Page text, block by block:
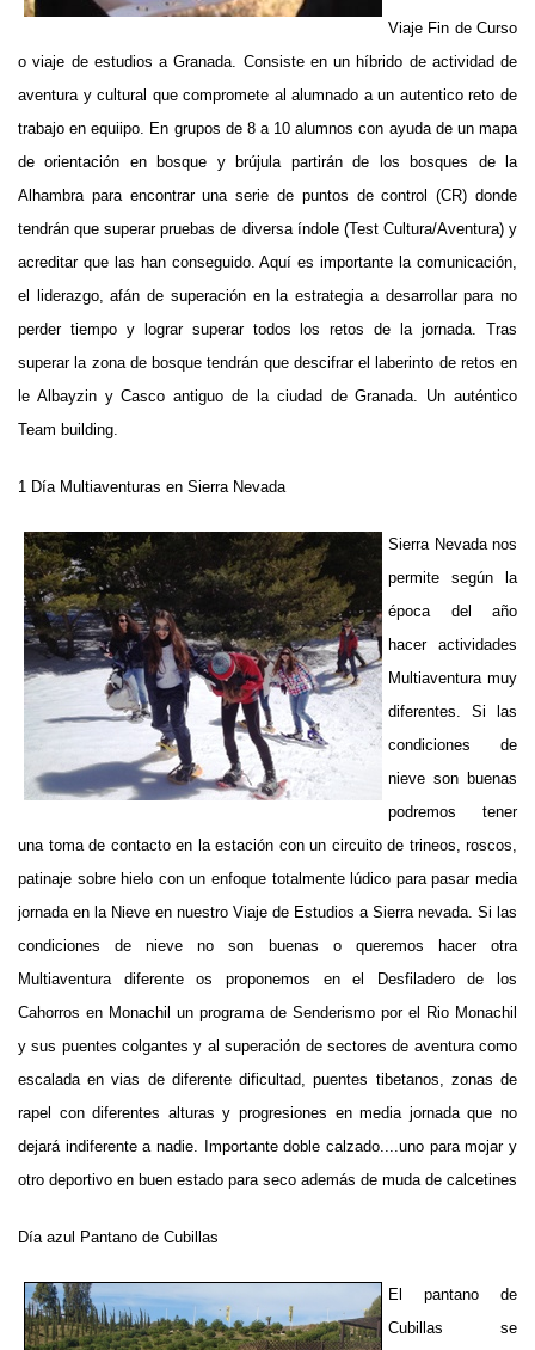
Viaje Fin de Curso
o viaje de estudios a Granada. Consiste en un híbrido de actividad de
aventura y cultural que compromete al alumnado a un autentico reto de
trabajo en equiipo. En grupos de 8 a 10 alumnos con ayuda de un mapa
de orientación en bosque y brújula partirán de los bosques de la
Alhambra para encontrar una serie de puntos de control (CR) donde
tendrán que superar pruebas de diversa índole (Test Cultura/Aventura) y
acreditar que las han conseguido. Aquí es importante la comunicación,
el liderazgo, afán de superación en la estrategia a desarrollar para no
perder tiempo y lograr superar todos los retos de la jornada. Tras
superar la zona de bosque tendrán que descifrar el laberinto de retos en
le Albayzin y Casco antiguo de la ciudad de Granada. Un auténtico
Team building.
1 Día Multiaventuras en Sierra Nevada
Sierra Nevada nos
permite según la
época del año
hacer actividades
Multiaventura muy
diferentes. Si las
condiciones de
nieve son buenas
podremos tener
una toma de contacto en la estación con un circuito de trineos, roscos,
patinaje sobre hielo con un enfoque totalmente lúdico para pasar media
jornada en la Nieve en nuestro Viaje de Estudios a Sierra nevada. Si las
condiciones de nieve no son buenas o queremos hacer otra
Multiaventura diferente os proponemos en el Desfiladero de los
Cahorros en Monachil un programa de Senderismo por el Rio Monachil
y sus puentes colgantes y al superación de sectores de aventura como
escalada en vias de diferente dificultad, puentes tibetanos, zonas de
rapel con diferentes alturas y progresiones en media jornada que no
dejará indiferente a nadie. Importante doble calzado....uno para mojar y
otro deportivo en buen estado para seco además de muda de calcetines
Día azul Pantano de Cubillas
El pantano de
Cubillas se